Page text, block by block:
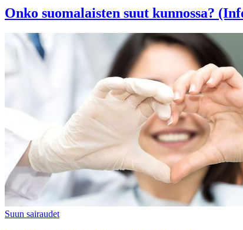
Onko suomalaisten suut kunnossa?
Suun sairaudet